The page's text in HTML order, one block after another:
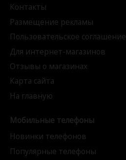
Контакты
Размещение рекламы
Пользовательское соглашение
Для интернет-магазинов
Отзывы о магазинах
Карта сайта
На главную
Мобильные телефоны
Новинки телефонов
Популярные телефоны